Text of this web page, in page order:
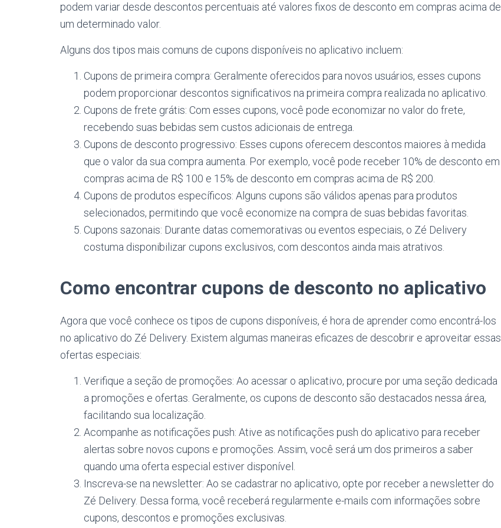
podem variar desde descontos percentuais até valores fixos de desconto em compras acima de
um determinado valor.
Alguns dos tipos mais comuns de cupons disponíveis no aplicativo incluem:
Cupons de primeira compra: Geralmente oferecidos para novos usuários, esses cupons
podem proporcionar descontos significativos na primeira compra realizada no aplicativo.
Cupons de frete grátis: Com esses cupons, você pode economizar no valor do frete,
recebendo suas bebidas sem custos adicionais de entrega.
Cupons de desconto progressivo: Esses cupons oferecem descontos maiores à medida
que o valor da sua compra aumenta. Por exemplo, você pode receber 10% de desconto em
compras acima de R$ 100 e 15% de desconto em compras acima de R$ 200.
Cupons de produtos específicos: Alguns cupons são válidos apenas para produtos
selecionados, permitindo que você economize na compra de suas bebidas favoritas.
Cupons sazonais: Durante datas comemorativas ou eventos especiais, o Zé Delivery
costuma disponibilizar cupons exclusivos, com descontos ainda mais atrativos.
Como encontrar cupons de desconto no aplicativo
Agora que você conhece os tipos de cupons disponíveis, é hora de aprender como encontrá-los
no aplicativo do Zé Delivery. Existem algumas maneiras eficazes de descobrir e aproveitar essas
ofertas especiais:
Verifique a seção de promoções: Ao acessar o aplicativo, procure por uma seção dedicada
a promoções e ofertas. Geralmente, os cupons de desconto são destacados nessa área,
facilitando sua localização.
Acompanhe as notificações push: Ative as notificações push do aplicativo para receber
alertas sobre novos cupons e promoções. Assim, você será um dos primeiros a saber
quando uma oferta especial estiver disponível.
Inscreva-se na newsletter: Ao se cadastrar no aplicativo, opte por receber a newsletter do
Zé Delivery. Dessa forma, você receberá regularmente e-mails com informações sobre
cupons, descontos e promoções exclusivas.